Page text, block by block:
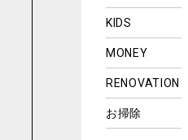
KIDS
MONEY
RENOVATION
お掃除